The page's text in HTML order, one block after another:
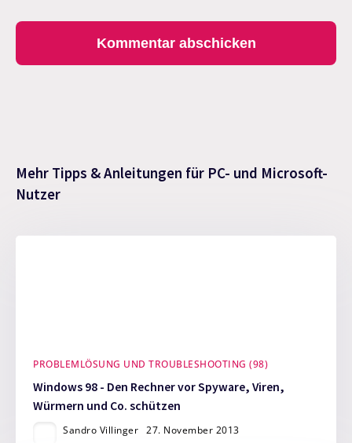
Mehr Tipps & Anleitungen für PC- und Microsoft-
Nutzer
PROBLEMLÖSUNG UND TROUBLESHOOTING (98)
Windows 98 - Den Rechner vor Spyware, Viren,
Würmern und Co. schützen
Sandro Villinger 27. November 2013